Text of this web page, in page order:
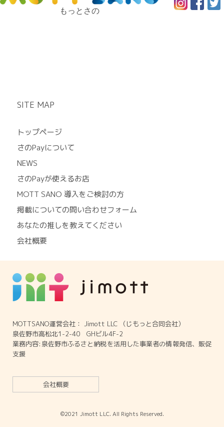
もっとさの
MOTTSANO運営会社： Jimott LLC （じもっと合同会社）
泉佐野市高松北1-2-40 GHビル4F-2
業務内容:泉佐野市ふるさと納税を活用した事業者の情報発信、販促
支援
会社概要
SITE MAP
トップページ
さのPayについて
NEWS
さのPayが使えるお店
MOTT SANO 導入をご検討の方
掲載についての問い合わせフォーム
あなたの推しを教えてください
会社概要
©2021 Jimott LLC. All Rights Reserved.